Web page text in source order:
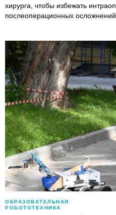
хирурга, чтобы избежать
послеоперационных осложнений
ОБРАЗОВАТЕЛЬНАЯ
РОБОТОТЕХНИКА